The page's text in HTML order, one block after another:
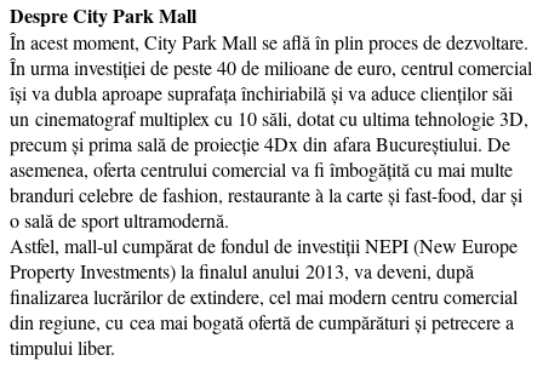
Despre City Park Mall
În acest moment, City Park Mall se află în plin proces de dezvoltare.
În urma investiției de peste 40 de milioane de euro, centrul comercial
își va dubla aproape suprafața închiriabilă și va aduce clienților săi
un cinematograf multiplex cu 10 săli, dotat cu ultima tehnologie 3D,
precum și prima sală de proiecție 4Dx din afara Bucureștiului. De
asemenea, oferta centrului comercial va fi îmbogățită cu mai multe
branduri celebre de fashion, restaurante à la carte și fast-food, dar și
o sală de sport ultramodernă.
Astfel, mall-ul cumpărat de fondul de investiții NEPI (New Europe
Property Investments) la finalul anului 2013, va deveni, după
finalizarea lucrărilor de extindere, cel mai modern centru comercial
din regiune, cu cea mai bogată ofertă de cumpărături și petrecere a
timpului liber.